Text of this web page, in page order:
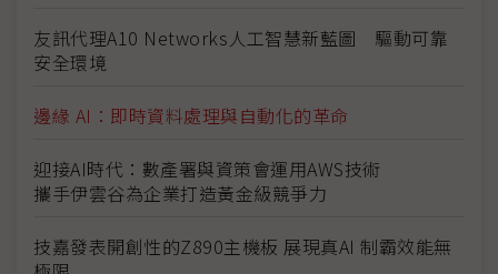
友訊代理A10 Networks人工智慧新藍圖 驅動可靠
安全環境
邊緣 AI：即時資料處理與自動化的革命
迎接AI時代：數產署與資策會運用AWS技術
攜手伊雲谷為企業打造黃金級競爭力
技嘉發表開創性的Z890主機板 展現真AI 制霸效能無